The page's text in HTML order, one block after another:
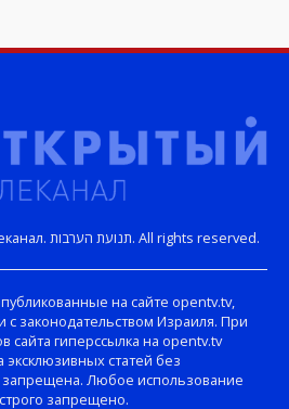
Copyright © Открытый телеканал. תנועת הערבות. All rights reserved.
на сайте opentv.tv,
с законодательством Израиля. При
сайта гиперссылка на opentv.tv
статей без
запрещена. Любое использование
запрещено.